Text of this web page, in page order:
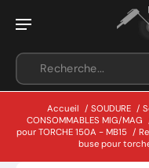
Accueil / SOUDURE /
CONSOMMABLES MIG/MAG
pour TORCHE 150A - MB15 /
buse pour